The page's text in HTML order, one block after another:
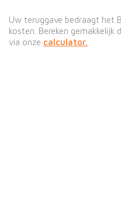
Uw teruggave bedraagt het
kosten. Bereken
via onze calculator.